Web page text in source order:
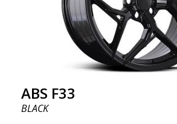
ABS F33
BLACK